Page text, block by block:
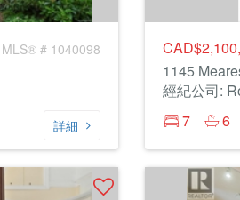
MLS® # 1040098
詳細
1145
7
6